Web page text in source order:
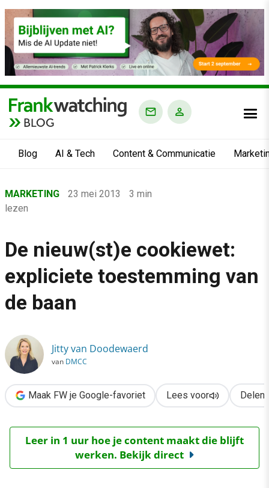
BLOG
Blog AI & Tech Content & Communicatie
›
Marketing
›
De nieuw(st)e cookiewet: expliciete toestemming van de baan
MARKETING 23 mei 2013
3 min
lezen
De nieuw(st)e cookiewet:
expliciete toestemming van
de baan
Jitty van Doodewaerd
van DMCC
Maak FW je Google-favoriet Lees voor Delen
Leer in 1 uur hoe je content maakt die blijft
werken. Bekijk direct